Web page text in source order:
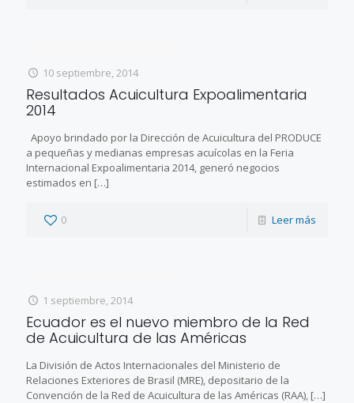
10 septiembre, 2014
Resultados Acuicultura Expoalimentaria
2014
Apoyo brindado por la Dirección de Acuicultura del PRODUCE
a pequeñas y medianas empresas acuícolas en la Feria
Internacional Expoalimentaria 2014, generó negocios
estimados en […]
0 Leer más
1 septiembre, 2014
Ecuador es el nuevo miembro de la Red
de Acuicultura de las Américas
La División de Actos Internacionales del Ministerio de
Relaciones Exteriores de Brasil (MRE), depositario de la
Convención de la Red de Acuicultura de las Américas (RAA), […]